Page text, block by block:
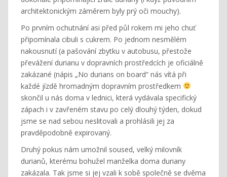
architektonickým záměrem byly prý oči mouchy).
Po prvním ochutnání asi před půl rokem mi jeho chuť
připomínala cibuli s cukrem. Po jednom nesmělém
nakousnutí (a pašování zbytku v autobusu, přestože
převážení durianu v dopravních prostředcích je oficiálně
zakázané (nápis „No durians on board“ nás vítá při
každé jízdě hromadným dopravním prostředkem
skončil u nás doma v lednici, která vydávala specifický
zápach i v zavřeném stavu po celý dlouhý týden, dokud
jsme se nad sebou neslitovali a prohlásili jej za
pravděpodobně expirovaný.
Druhý pokus nám umožnil soused, velký milovník
durianů, kterému bohužel manželka doma duriany
zakázala. Tak jsme si jej vzali k sobě společně se dvěma